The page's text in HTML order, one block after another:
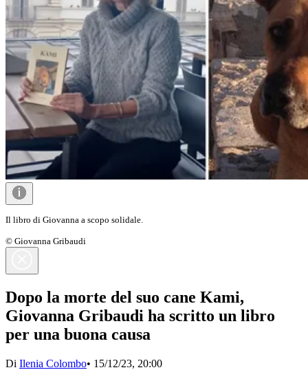
Il libro di Giovanna a scopo solidale.
© Giovanna Gribaudi
Dopo la morte del suo cane Kami,
Giovanna Gribaudi ha scritto un libro
per una buona causa
Di Ilenia Colombo• 15/12/23, 20:00